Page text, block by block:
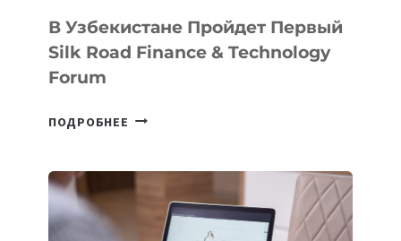
В Узбекистане Пройдет Первый
Silk Road Finance & Technology
Forum
ПОДРОБНЕЕ В